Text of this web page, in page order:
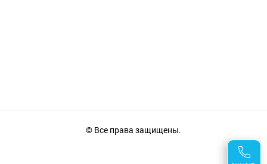
© Все права защищены.